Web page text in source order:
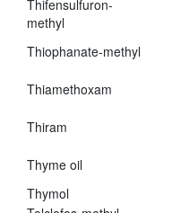
Thifensulfuron-
methyl
Thiophanate-methyl
Thiamethoxam
Thiram
Thyme oil
Thymol